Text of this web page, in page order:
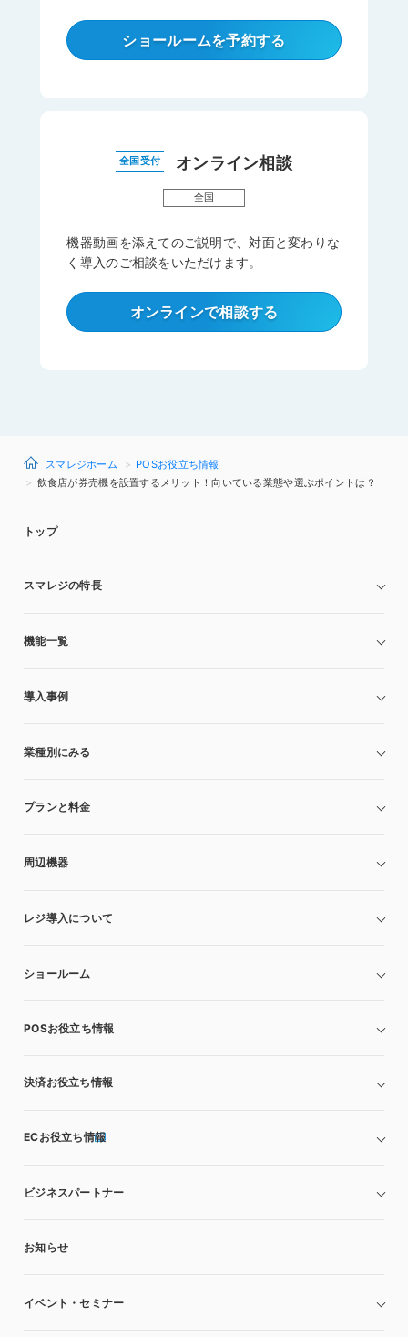
ショールームを予約する
全国受付 オンライン相談
全国
機器動画を添えてのご説明で、対面と変わりな
く導入のご相談をいただけます。
オンラインで相談する
スマレジホーム
POSお役立ち情報
飲食店が券売機を設置するメリット！向いている業態や選ぶポイントは？
トップ
スマレジの特長
機能一覧
導入事例
業種別にみる
プランと料金
周辺機器
レジ導入について
ショールーム
POSお役立ち情報
決済お役立ち情報
ECお役立ち情報
ビジネスパートナー
お知らせ
イベント・セミナー